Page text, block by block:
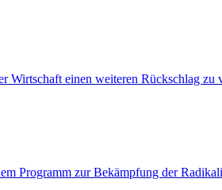
Wirtschaft einen weiteren Rückschlag zu
Programm zur Bekämpfung der